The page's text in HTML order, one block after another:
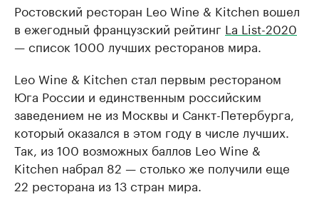
Ростовский ресторан Leo Wine & Kitchen вошел
в ежегодный французский рейтинг La List-2020
— список 1000 лучших ресторанов мира.
Leo Wine & Kitchen стал первым рестораном
Юга России и единственным российским
заведением не из Москвы и Санкт-Петербурга,
который оказался в этом году в числе лучших.
Так, из 100 возможных баллов Leo Wine &
Kitchen набрал 82 — столько же получили еще
22 ресторана из 13 стран мира.